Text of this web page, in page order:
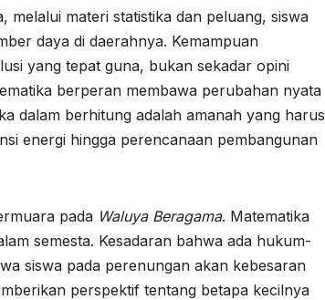
melalui materi statistika dan peluang, siswa
daya di daerahnya. Kemampuan
yang tepat guna, bukan sekadar opini
berperan membawa perubahan nyata
dalam berhitung adalah amanah yang harus
energi hingga perencanaan pembangunan
pada Waluya Beragama. Matematika
semesta. Kesadaran bahwa ada hukum-
siswa pada perenungan akan kebesaran
perspektif tentang betapa kecilnya